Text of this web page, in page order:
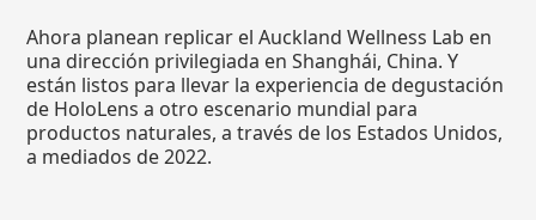
Ahora planean replicar el Auckland Wellness Lab en
una dirección privilegiada en Shanghái, China. Y
están listos para llevar la experiencia de degustación
de HoloLens a otro escenario mundial para
productos naturales, a través de los Estados Unidos,
a mediados de 2022.